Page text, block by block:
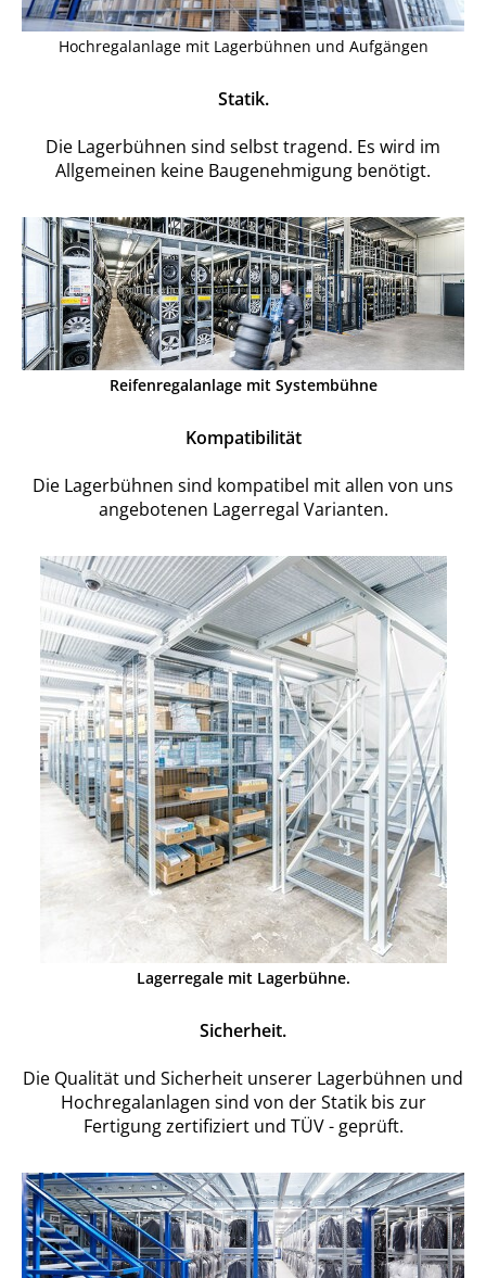
Hochregalanlage mit Lagerbühnen und Aufgängen
Statik.
Die Lagerbühnen sind selbst tragend. Es wird im
Allgemeinen keine Baugenehmigung benötigt.
Reifenregalanlage mit Systembühne
Kompatibilität
Die Lagerbühnen sind kompatibel mit allen von uns
angebotenen Lagerregal Varianten.
Lagerregale mit Lagerbühne.
Sicherheit.
Die Qualität und Sicherheit unserer Lagerbühnen und
Hochregalanlagen sind von der Statik bis zur
Fertigung zertifiziert und TÜV - geprüft.